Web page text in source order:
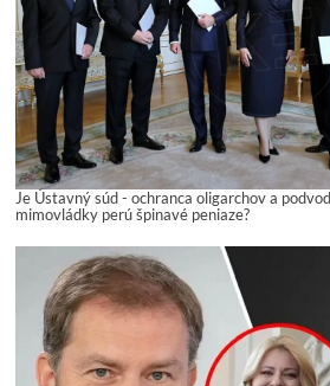
Je Ústavný súd - ochranca oligarchov a
mimovládky perú špinavé peniaze?